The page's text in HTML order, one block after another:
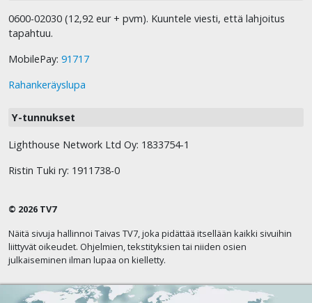
0600-02030 (12,92 eur + pvm). Kuuntele viesti, että lahjoitus
tapahtuu.
MobilePay: 91717
Rahankeräyslupa
Y-tunnukset
Lighthouse Network Ltd Oy: 1833754-1
Ristin Tuki ry: 1911738-0
© 2026 TV7
Näitä sivuja hallinnoi Taivas TV7, joka pidättää itsellään kaikki sivuihin
liittyvät oikeudet. Ohjelmien, tekstityksien tai niiden osien
julkaiseminen ilman lupaa on kielletty.